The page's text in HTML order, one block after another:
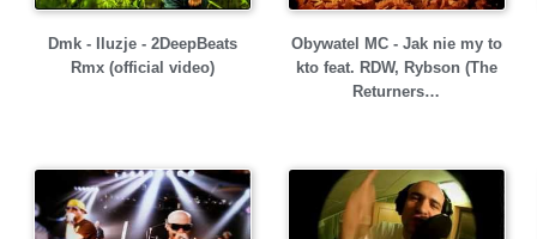
Dmk - Iluzje - 2DeepBeats
Rmx (official video)
Obywatel MC - Jak nie my to
kto feat. RDW, Rybson (The
Returners…